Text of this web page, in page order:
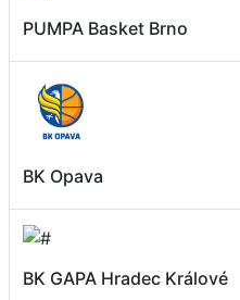
PUMPA Basket Brno
BK Opava
BK GAPA Hradec Králové